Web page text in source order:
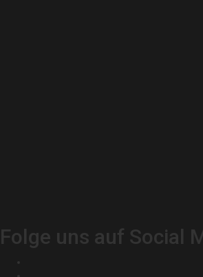
Folge uns auf Social